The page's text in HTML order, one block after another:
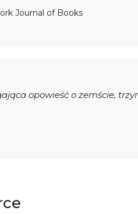
Journal of Books
opowieść o zemście,